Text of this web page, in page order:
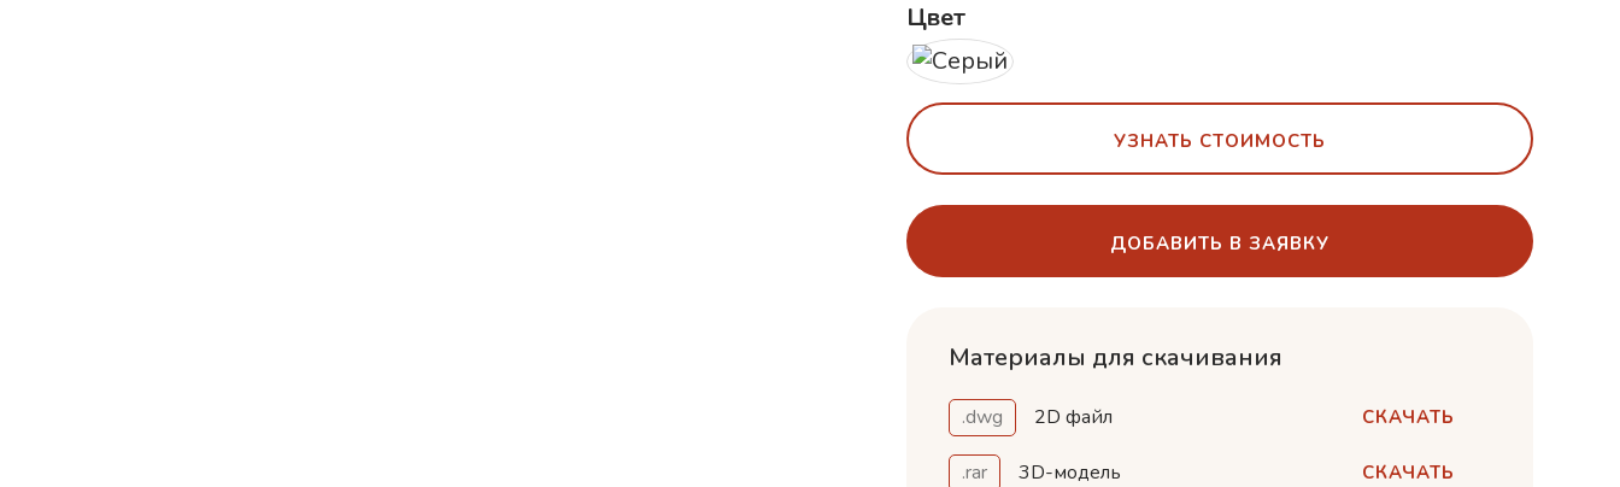
Цвет
УЗНАТЬ СТОИМОСТЬ
ДОБАВИТЬ В ЗАЯВКУ
Материалы для скачивания
.dwg 2D файл СКАЧАТЬ
.rar 3D-модель СКАЧАТЬ